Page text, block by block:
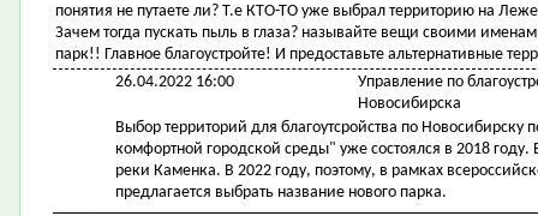
понятия не путаете ли? Т.е КТО-ТО уже выбрал территорию на
Зачем тогда пускать пыль в глаза? называйте вещи своими
парк!! Главное благоустройте! И предоставьте альтернативные
26.04.2022 16:00
Управление по
Новосибирска
Выбор территорий для благоутсройства по
комфортной городской среды" уже состоялся в 2018
реки Каменка. В 2022 году, поэтому, в рамках
предлагается выбрать название нового парка.